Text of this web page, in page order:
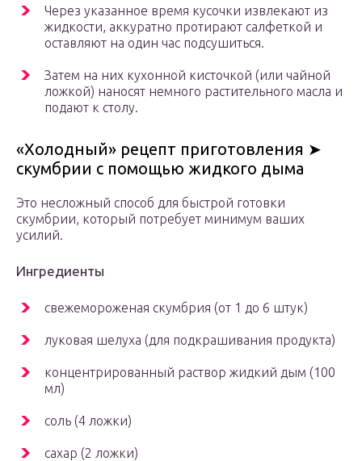
Через указанное время кусочки извлекают из
жидкости, аккуратно протирают салфеткой и
оставляют на один час подсушиться.
Затем на них кухонной кисточкой (или чайной
ложкой) наносят немного растительного масла и
подают к столу.
«Холодный» рецепт приготовления ➤
скумбрии с помощью жидкого дыма
Это несложный способ для быстрой готовки
скумбрии, который потребует минимум ваших
усилий.
Ингредиенты
свежемороженая скумбрия (от 1 до 6 штук)
луковая шелуха (для подкрашивания продукта)
концентрированный раствор жидкий дым (100
мл)
соль (4 ложки)
сахар (2 ложки)